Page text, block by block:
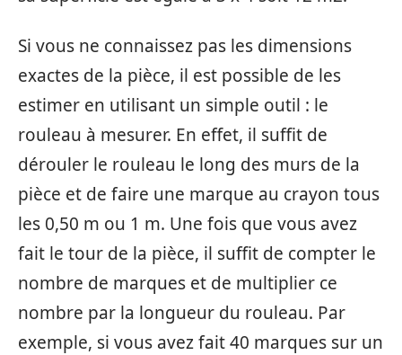
Si vous ne connaissez pas les dimensions
exactes de la pièce, il est possible de les
estimer en utilisant un simple outil : le
rouleau à mesurer. En effet, il suffit de
dérouler le rouleau le long des murs de la
pièce et de faire une marque au crayon tous
les 0,50 m ou 1 m. Une fois que vous avez
fait le tour de la pièce, il suffit de compter le
nombre de marques et de multiplier ce
nombre par la longueur du rouleau. Par
exemple, si vous avez fait 40 marques sur un